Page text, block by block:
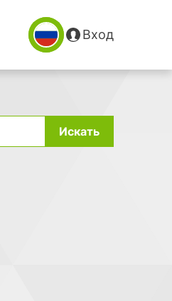
Вход
Искать